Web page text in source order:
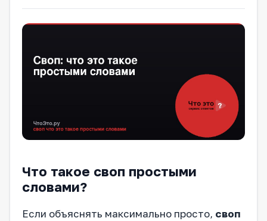
Что такое своп простыми
словами?
Если объяснять максимально просто, своп